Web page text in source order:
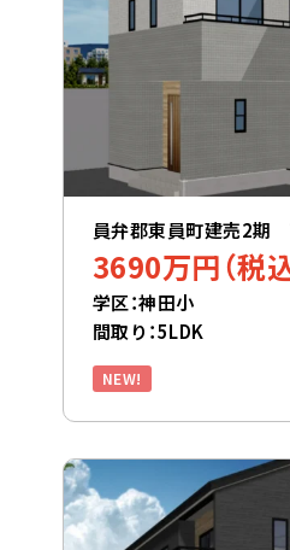
員弁郡東員町建売2期
3690万円（税込
学区：神田小
間取り：5LDK
NEW!